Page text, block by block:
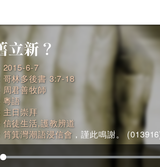
2015-6-7
哥林多後書 3:7-18
周君善牧師
粵語
主日崇拜
信徒生活,護教辨道
筲箕灣潮語浸信會 ，謹此鳴謝。